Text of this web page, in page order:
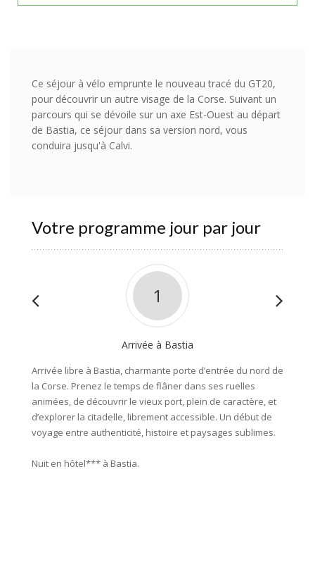
Ce séjour à vélo emprunte le nouveau tracé du GT20,
pour découvrir un autre visage de la Corse. Suivant un
parcours qui se dévoile sur un axe Est-Ouest au départ
de Bastia, ce séjour dans sa version nord, vous
conduira jusqu'à Calvi.
Votre programme jour par jour
1
Arrivée à Bastia
Arrivée libre à Bastia, charmante porte d’entrée du nord de
la Corse. Prenez le temps de flâner dans ses ruelles
animées, de découvrir le vieux port, plein de caractère, et
d’explorer la citadelle, librement accessible. Un début de
voyage entre authenticité, histoire et paysages sublimes.
Nuit en hôtel*** à Bastia.